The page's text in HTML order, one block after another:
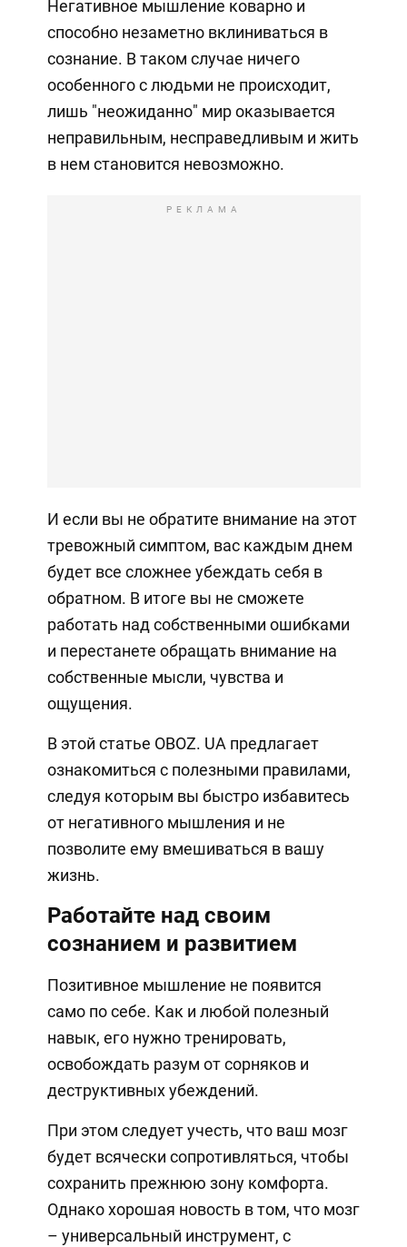
Негативное мышление коварно и
способно незаметно вклиниваться в
сознание. В таком случае ничего
особенного с людьми не происходит,
лишь "неожиданно" мир оказывается
неправильным, несправедливым и жить
в нем становится невозможно.
РЕКЛАМА
И если вы не обратите внимание на этот
тревожный симптом, вас каждым днем
будет все сложнее убеждать себя в
обратном. В итоге вы не сможете
работать над собственными ошибками
и перестанете обращать внимание на
собственные мысли, чувства и
ощущения.
В этой статье OBOZ. UA предлагает
ознакомиться с полезными правилами,
следуя которым вы быстро избавитесь
от негативного мышления и не
позволите ему вмешиваться в вашу
жизнь.
Работайте над своим
сознанием и развитием
Позитивное мышление не появится
само по себе. Как и любой полезный
навык, его нужно тренировать,
освобождать разум от сорняков и
деструктивных убеждений.
При этом следует учесть, что ваш мозг
будет всячески сопротивляться, чтобы
сохранить прежнюю зону комфорта.
Однако хорошая новость в том, что мозг
– универсальный инструмент, с